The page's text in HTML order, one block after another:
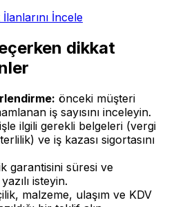
İlanlarını İncele
dikkat
önceki müşteri
iş sayısını inceleyin.
işle ilgili gerekli belgeleri (vergi
ve iş kazası sigortasını
garantisini süresi ve
isteyin.
malzeme, ulaşım ve KDV